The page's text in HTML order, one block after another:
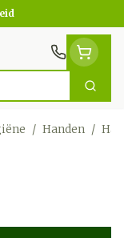
Zoek
/ Handen /